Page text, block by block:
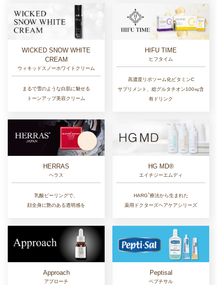
WICKED SNOW WHITE
CREAM
ウィキッドスノーホワイトクリーム
まるで雪のような白肌に魅せる
トーンアップ美容クリーム
HIFU TIME
ヒフタイム
高濃度リポソーム化ビタミンC
サプリメント、総グルタチオン100㎎含
有ドリンク
HERRAS
ヘラス
乳酸ピーリングで、
顔全身に艶のある透明感を
HG MD®
エイチジーエムディ
HARG®︎療法から生まれた
薬用ドクターズヘアケアシリーズ
Approach
アプローチ
Peptisal
ペプチサル